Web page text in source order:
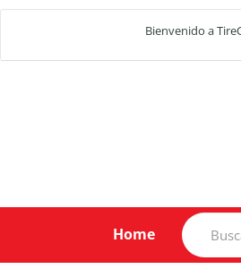
Bienvenido a
Home
Search
for: